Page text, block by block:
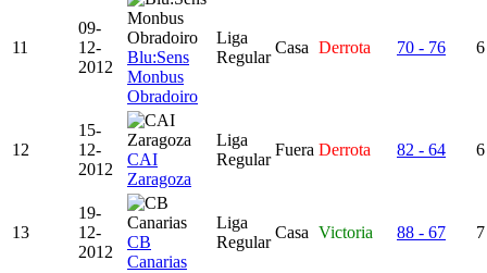
11
09-
12-
2012
Blu:Sens
Monbus
Obradoiro
Liga
Regular
Casa Derrota 70 - 76
12
15-
12-
2012
CAI
Zaragoza
Liga
Regular
Fuera Derrota 82 - 64
13
19-
12-
2012
CB
Canarias
Liga
Regular
Casa Victoria 88 - 67